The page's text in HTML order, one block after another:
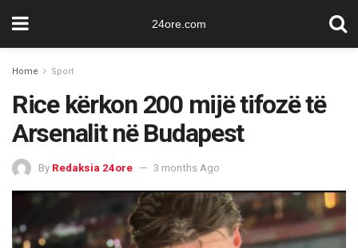
24ore.com
Home Sport
Rice kërkon 200 mijë tifozë të
Arsenalit në Budapest
By Redaksia 24ore 3 months Ago